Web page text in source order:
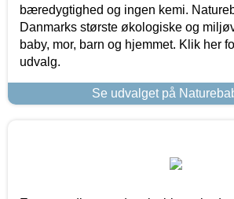
bæredygtighed og ingen kemi.
Danmarks største økologiske og
baby, mor, barn og hjemmet. Klik her
udvalg.
Se udvalget på